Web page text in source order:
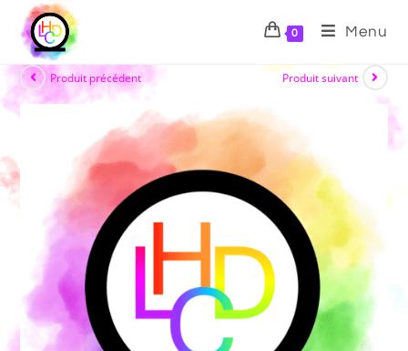
0 Menu
Produit précédent Produit suivant